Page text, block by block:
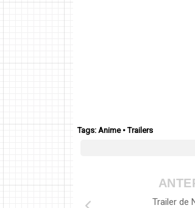
Tags: Anime•Trailers
Trailer de